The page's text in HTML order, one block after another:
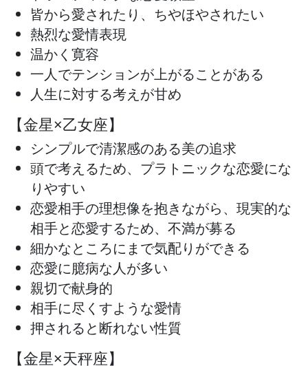
皆から愛されたり、ちやほやされたい
熱烈な愛情表現
温かく寛容
一人でテンションが上がることがある
人生に対する考えが甘め
【金星×乙女座】
シンプルで清潔感のある美の追求
頭で考えるため、プラトニックな恋愛にな
りやすい
恋愛相手の理想像を抱きながら、現実的な
相手と恋愛するため、不満が募る
細かなところにまで気配りができる
恋愛に臆病な人が多い
親切で献身的
相手に尽くすような愛情
押されると断れない性質
【金星×天秤座】